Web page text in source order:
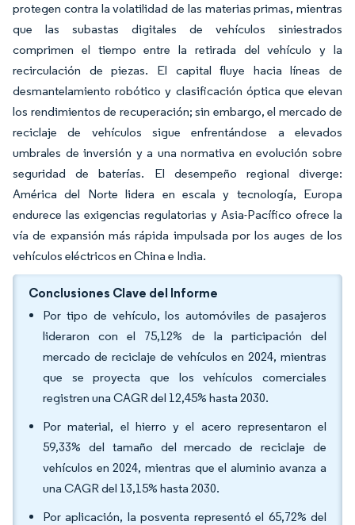
protegen contra la volatilidad de las materias primas, mientras
que las subastas digitales de vehículos siniestrados
comprimen el tiempo entre la retirada del vehículo y la
recirculación de piezas. El capital fluye hacia líneas de
desmantelamiento robótico y clasificación óptica que elevan
los rendimientos de recuperación; sin embargo, el mercado de
reciclaje de vehículos sigue enfrentándose a elevados
umbrales de inversión y a una normativa en evolución sobre
seguridad de baterías. El desempeño regional diverge:
América del Norte lidera en escala y tecnología, Europa
endurece las exigencias regulatorias y Asia-Pacífico ofrece la
vía de expansión más rápida impulsada por los auges de los
vehículos eléctricos en China e India.
Conclusiones Clave del Informe
Por tipo de vehículo, los automóviles de pasajeros
lideraron con el 75,12% de la participación del
mercado de reciclaje de vehículos en 2024, mientras
que se proyecta que los vehículos comerciales
registren una CAGR del 12,45% hasta 2030.
Por material, el hierro y el acero representaron el
59,33% del tamaño del mercado de reciclaje de
vehículos en 2024, mientras que el aluminio avanza a
una CAGR del 13,15% hasta 2030.
Por aplicación, la posventa representó el 65,72% del